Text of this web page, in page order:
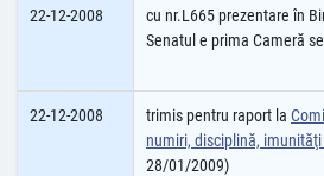
22-12-2008
cu nr.L665 prezentare în
Senatul e prima Cameră
22-12-2008 trimis pentru raport la
numiri, disciplină,
28/01/2009)